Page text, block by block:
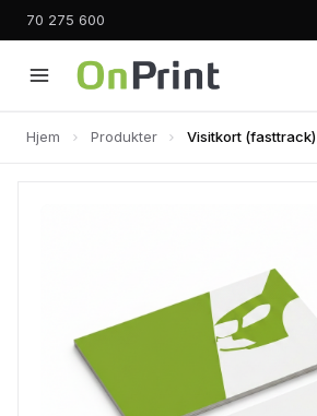
70 275 600
Hjem Produkter Visitkort (fasttrack)